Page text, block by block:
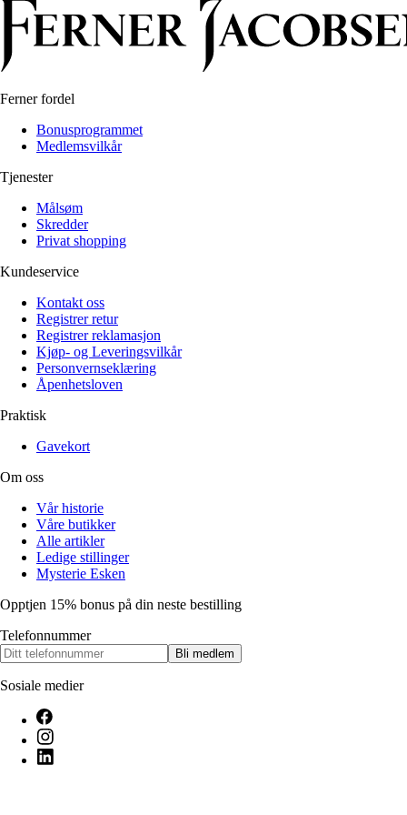
Klær
Reise
Informasjon
Klær
Reise
Målsøm
Lukk
Ferner fordel
Bonusprogrammet
Medlemsvilkår
Tjenester
Målsøm
Skredder
Privat shopping
Kundeservice
Kontakt oss
Registrer retur
Registrer reklamasjon
Kjøp- og Leveringsvilkår
Personvernseklæring
Åpenhetsloven
Praktisk
Gavekort
Om oss
Vår historie
Våre butikker
Alle artikler
Ledige stillinger
Mysterie Esken
Opptjen 15% bonus på din neste bestilling
Telefonnummer
Bli medlem
Sosiale medier